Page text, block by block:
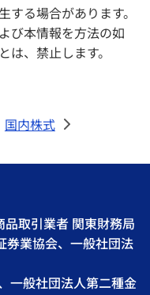
る場合があります。
び本情報を方法の如
、禁止します。
国内株式
>
取引業者 関東財務局
券業協会、一般社団法
一般社団法人第二種金